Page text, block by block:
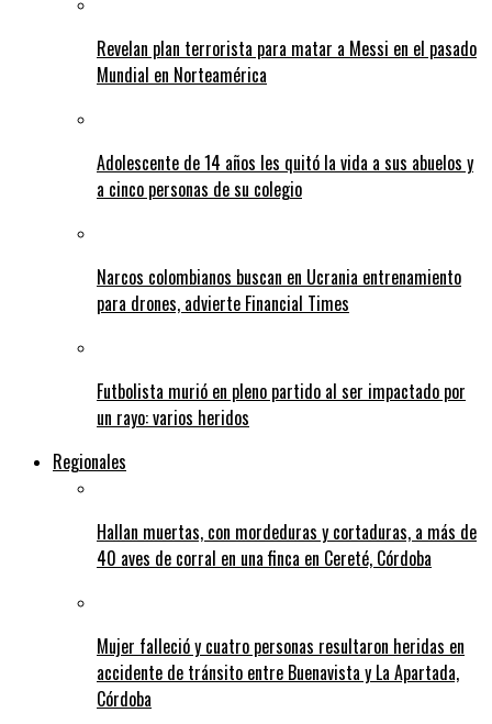
Revelan plan terrorista para matar a Messi en el pasado
Mundial en Norteamérica
Adolescente de 14 años les quitó la vida a sus abuelos y
a cinco personas de su colegio
Narcos colombianos buscan en Ucrania entrenamiento
para drones, advierte Financial Times
Futbolista murió en pleno partido al ser impactado por
un rayo: varios heridos
Regionales
Hallan muertas, con mordeduras y cortaduras, a más de
40 aves de corral en una finca en Cereté, Córdoba
Mujer falleció y cuatro personas resultaron heridas en
accidente de tránsito entre Buenavista y La Apartada,
Córdoba